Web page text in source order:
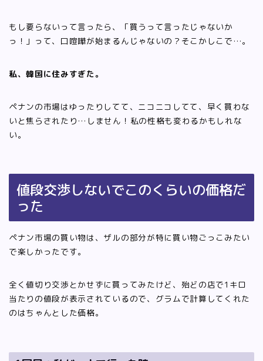
もし要らないって言ったら、「買うって言ったじゃないか
っ！」って、口喧嘩が始まるんじゃないの？そこかしこで…。
私、韓国に住みすぎた。
ペナンの市場はゆったりしてて、ニコニコしてて、早く買わな
いと焦らされたり…しません！私の性格も変わるかもしれな
い。
値段交渉しないでこのくらいの価格だ
った
ペナン市場の買い物は、ザルの部分が特に買い物ごっこみたい
で楽しかったです。
全く値切り交渉とかせずに買ってみたけど、殆どの店で1キロ
当たりの値段が表示されているので、グラムで計算してくれた
のはちゃんとした価格。